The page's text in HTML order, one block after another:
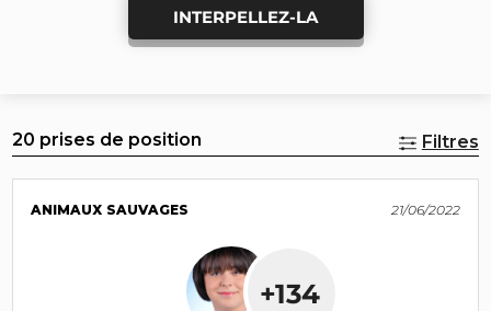
INTERPELLEZ-LA
20 prises de position Filtres
ANIMAUX SAUVAGES 21/06/2022
+134